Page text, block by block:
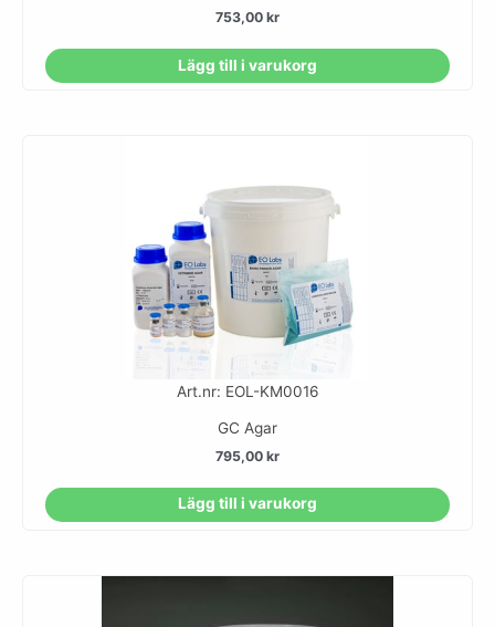
753,00 kr
Lägg till i varukorg
Art.nr: EOL-KM0016
GC Agar
795,00 kr
Lägg till i varukorg